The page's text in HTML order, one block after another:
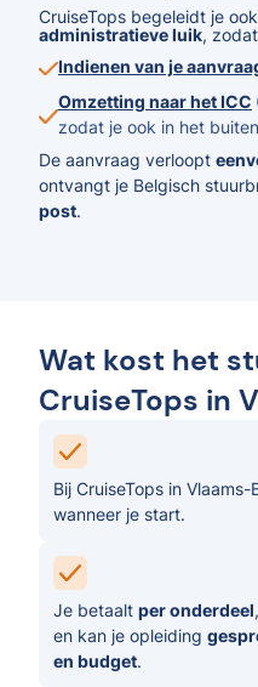
CruiseTops begeleidt je
administratieve luik,
Indienen van je
Omzetting naar het ICC
zodat je ook in het
De aanvraag verloopt
ontvangt je Belgisch
post.
Wat kost het
CruiseTops in
Bij CruiseTops in
wanneer je start.
Je betaalt per onderdeel
en kan je opleiding
en budget.